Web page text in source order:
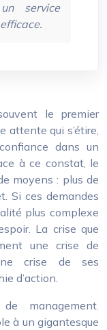
service
le premier
attente qui s’étire,
dans un
à ce constat, le
moyens : plus de
Si ces demandes
plus complexe
La crise que
une crise de
crise de ses
d’action.
management.
à un gigantesque